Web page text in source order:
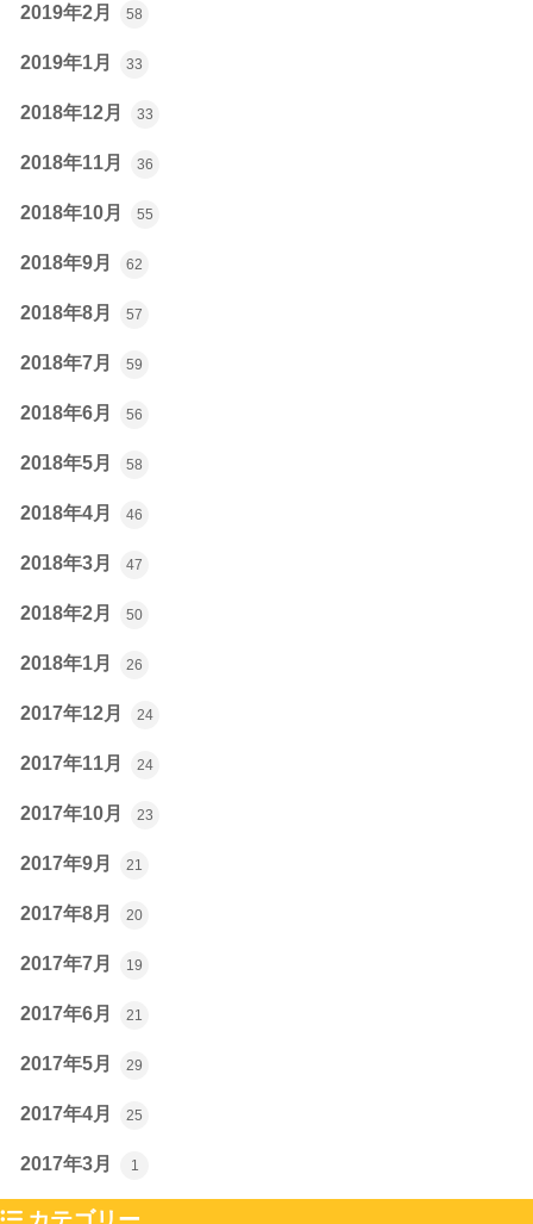
2019年2月 58
2019年1月 33
2018年12月 33
2018年11月 36
2018年10月 55
2018年9月 62
2018年8月 57
2018年7月 59
2018年6月 56
2018年5月 58
2018年4月 46
2018年3月 47
2018年2月 50
2018年1月 26
2017年12月 24
2017年11月 24
2017年10月 23
2017年9月 21
2017年8月 20
2017年7月 19
2017年6月 21
2017年5月 29
2017年4月 25
2017年3月 1